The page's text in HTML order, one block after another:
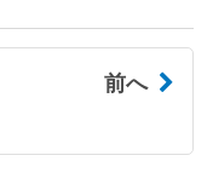
前へ